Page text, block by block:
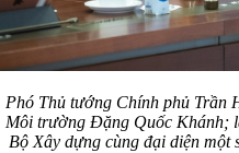
Phó Thủ tướng Chính phủ Trần
Môi trường Đặng Quốc Khánh;
Bộ Xây dựng cùng đại diện một